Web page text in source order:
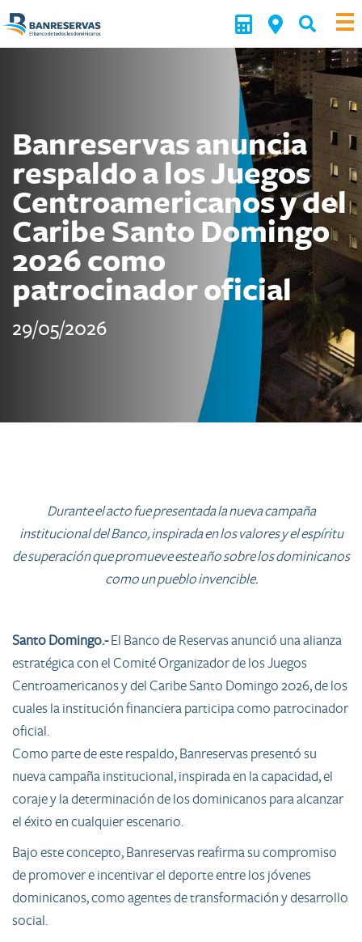
Banreservas anuncia
respaldo a los Juegos
Centroamericanos y del
Caribe Santo Domingo
2026 como
patrocinador oficial
29/05/2026
Durante el acto fue presentada la nueva campaña
institucional del Banco, inspirada en los valores y el espíritu
de superación que promueve este año sobre los dominicanos
como un pueblo invencible.
Santo Domingo.-El Banco de Reservas anunció una alianza
estratégica con el Comité Organizador de los Juegos
Centroamericanos y del Caribe Santo Domingo 2026, de los
cuales la institución financiera participa como patrocinador
oficial.
Como parte de este respaldo, Banreservas presentó su
nueva campaña institucional, inspirada en la capacidad, el
coraje y la determinación de los dominicanos para alcanzar
el éxito en cualquier escenario.
Bajo este concepto, Banreservas reafirma su compromiso
de promover e incentivar el deporte entre los jóvenes
dominicanos, como agentes de transformación y desarrollo
social.